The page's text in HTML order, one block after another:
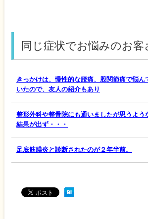
同じ症状でお悩みのお客
きっかけは、慢性的な腰痛、股関節痛で悩ん
いたので、友人の紹介もあり
整形外科や整骨院にも通いましたが思うよう
結果が出ず・・・
足底筋膜炎と診断されたのが２年半前。